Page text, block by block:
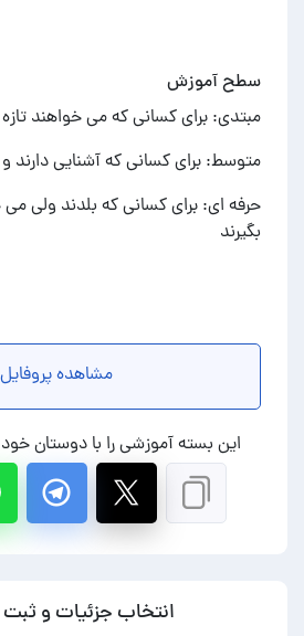
سطح آموزش
مبتدی: برای کسانی که می خواهند
متوسط: برای کسانی که آشنایی دارند
حرفه ای: برای کسانی که بلدند ولی می
بگیرند
مشاهده پروفایل
این بسته آموزشی را با دوستان
انتخاب جزئیات و